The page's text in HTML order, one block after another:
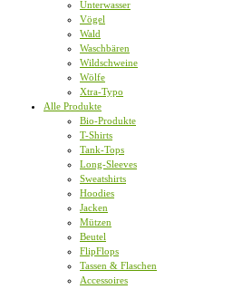
Unterwasser
Vögel
Wald
Waschbären
Wildschweine
Wölfe
Xtra-Typo
Alle Produkte
Bio-Produkte
T-Shirts
Tank-Tops
Long-Sleeves
Sweatshirts
Hoodies
Jacken
Mützen
Beutel
FlipFlops
Tassen & Flaschen
Accessoires